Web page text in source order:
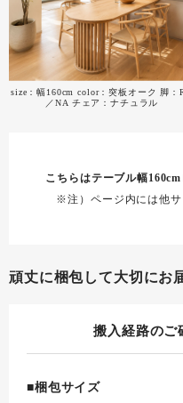
size：幅160cm color：突板オーク 脚：
／NA チェア：ナチュラル
こちらはテーブル幅
※注）ページ内には他
頑丈に梱包して大切にお
搬入経路のご
■梱包サイズ